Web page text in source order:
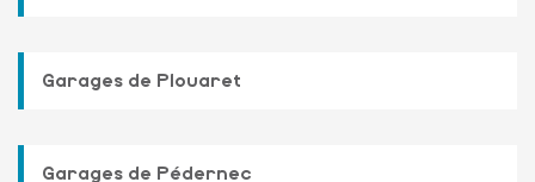
Garages de Plouaret
Garages de Pédernec